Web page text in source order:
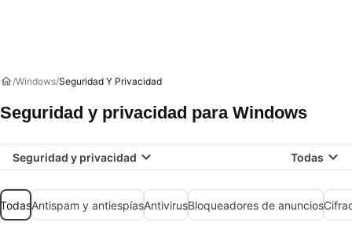
Windows Seguridad Y Privacidad
Seguridad y privacidad para Windows
Seguridad y privacidad Todas
TodasAntispam y antiespíasAntivirusBloqueadores de anuncios